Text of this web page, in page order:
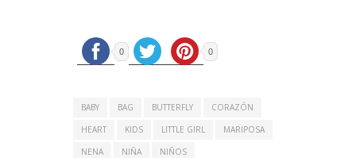
0 0
BABY BAG BUTTERFLY
CORAZÓN
HEART
KIDS LITTLE GIRL
MARIPOSA
NENA
NIÑA NIÑOS